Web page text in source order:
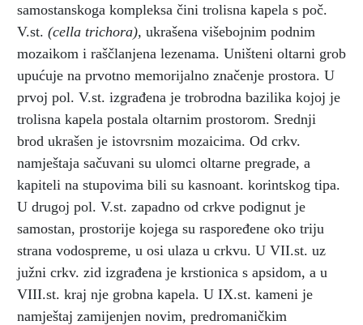
samostanskoga kompleksa čini trolisna kapela s poč.
V.st. (cella trichora), ukrašena višebojnim podnim
mozaikom i raščlanjena lezenama. Uništeni oltarni grob
upućuje na prvotno memorijalno značenje prostora. U
prvoj pol. V.st. izgrađena je trobrodna bazilika kojoj je
trolisna kapela postala oltarnim prostorom. Srednji
brod ukrašen je istovrsnim mozaicima. Od crkv.
namještaja sačuvani su ulomci oltarne pregrade, a
kapiteli na stupovima bili su kasnoant. korintskog tipa.
U drugoj pol. V.st. zapadno od crkve podignut je
samostan, prostorije kojega su raspoređene oko triju
strana vodospreme, u osi ulaza u crkvu. U VII.st. uz
južni crkv. zid izgrađena je krstionica s apsidom, a u
VIII.st. kraj nje grobna kapela. U IX.st. kameni je
namještaj zamijenjen novim, predromaničkim